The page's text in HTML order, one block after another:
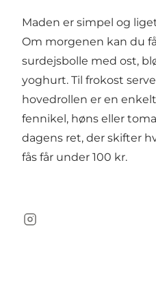
Maden er simpel og
Om morgenen kan du
surdejsbolle med ost,
yoghurt. Til frokost
hovedrollen er en
fennikel, høns eller
dagens ret, der skifter
fås får under 100 kr.
Instagram